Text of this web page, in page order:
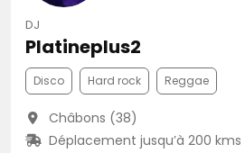
DJ
Platineplus2
Disco Hard rock Reggae
Châbons (38)
Déplacement jusqu’à 200 kms